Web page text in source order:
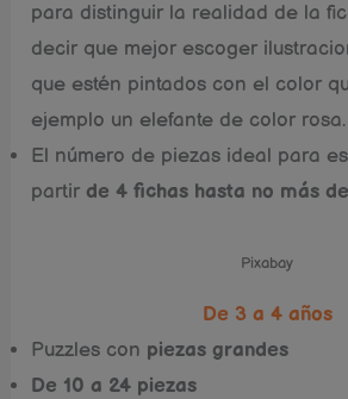
para distinguir la realidad de la
decir que mejor escoger
que estén pintados con el color
ejemplo un elefante de color rosa.
El número de piezas ideal para
partir de 4 fichas hasta no más
Pixabay
De 3 a 4 años
Puzzles con piezas grandes
De 10 a 24 piezas